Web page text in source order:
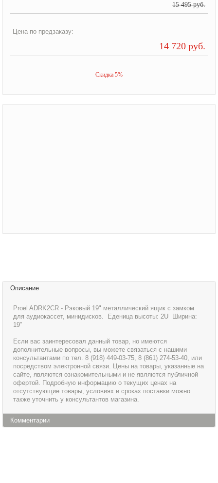
15 495 руб.
Цена по предзаказу:
14 720 руб.
Скидка 5%
Описание
Proel ADRK2CR - Рэковый 19" металлический ящик с замком
для аудиокассет, минидисков. Еденица высоты: 2U Ширина:
19”
Если вас заинтересовал данный товар, но имеются
дополнительные вопросы, вы можете связаться с нашими
консультантами по тел. 8 (918) 449-03-75, 8 (861) 274-53-40, или
посредством электронной связи. Цены на товары, указанные на
сайте, являются ознакомительными и не являются публичной
офертой. Подробную информацию о текущих ценах на
отсутствующие товары, условиях и сроках поставки можно
также уточнить у консультантов магазина.
Комментарии